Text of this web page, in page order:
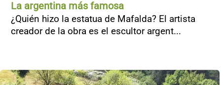
La argentina más famosa
¿Quién hizo la estatua de Mafalda? El artista
creador de la obra es el escultor argent...